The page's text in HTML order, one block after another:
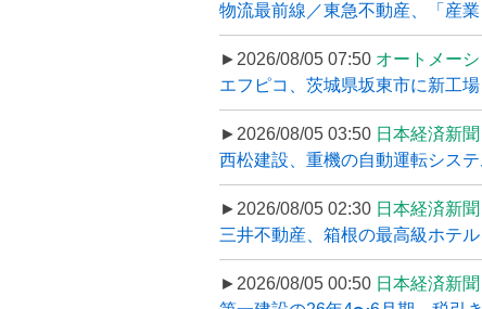
物流最前線／東急不動産、「産
►2026/08/05 07:50 オートメー
エフピコ、茨城県坂東市に新工
►2026/08/05 03:50 日本経済新聞
西松建設、重機の自動運転シス
►2026/08/05 02:30 日本経済新聞
三井不動産、箱根の最高級ホテ
►2026/08/05 00:50 日本経済新聞